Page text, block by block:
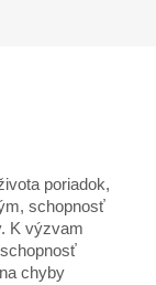
poriadok,
schopnosť
K výzvam
chyby